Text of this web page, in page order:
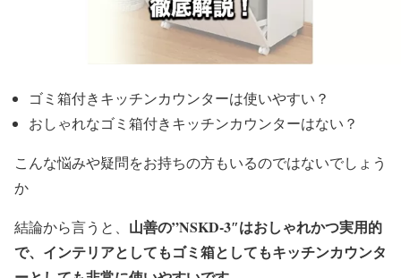
ゴミ箱付きキッチンカウンターは使いやすい？
おしゃれなゴミ箱付きキッチンカウンターはない？
こんな悩みや疑問をお持ちの方もいるのではないでしょう
か
結論から言うと、 山善の”NSKD-3″はおしゃれかつ実用的
で、インテリアとしてもゴミ箱としてもキッチンカウンタ